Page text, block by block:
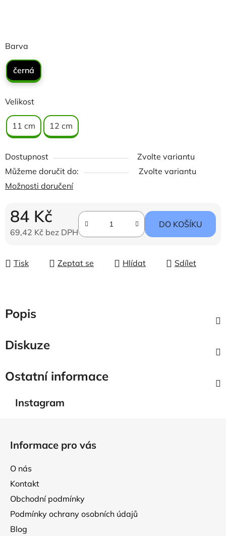
Barva
černá
Velikost
11 cm 12 cm
Dostupnost
Zvolte variantu
Můžeme doručit do:
Zvolte variantu
Možnosti doručení
84 Kč
69,42 Kč bez DPH
DO KOŠÍKU
Tisk Zeptat se Hlídat Sdílet
Popis
Diskuze
Ostatní informace
Instagram
Informace pro vás
O nás
Kontakt
Obchodní podmínky
Podmínky ochrany osobních údajů
Blog